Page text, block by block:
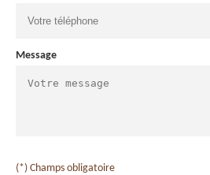
Message
(*) Champs obligatoire